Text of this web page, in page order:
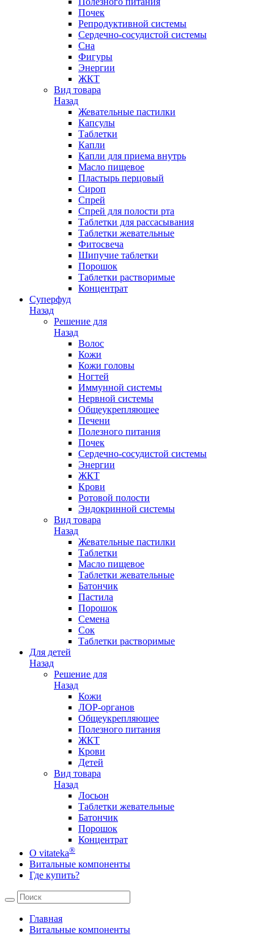
Почек
Репродуктивной системы
Сердечно-сосудистой системы
Сна
Фигуры
Энергии
ЖКТ
Вид товара
Назад
Жевательные пастилки
Капсулы
Таблетки
Капли
Капли для приема внутрь
Масло пищевое
Пластырь перцовый
Сироп
Спрей
Спрей для полости рта
Таблетки для рассасывания
Таблетки жевательные
Фитосвеча
Шипучие таблетки
Порошок
Таблетки растворимые
Концентрат
Суперфуд
Назад
Решение для
Назад
Волос
Кожи
Кожи головы
Ногтей
Иммунной системы
Нервной системы
Общеукрепляющее
Печени
Полезного питания
Почек
Сердечно-сосудистой системы
Энергии
ЖКТ
Крови
Ротовой полости
Эндокринной системы
Вид товара
Назад
Жевательные пастилки
Таблетки
Масло пищевое
Таблетки жевательные
Батончик
Пастила
Порошок
Семена
Сок
Таблетки растворимые
Для детей
Назад
Решение для
Назад
Кожи
ЛОР-органов
Общеукрепляющее
Полезного питания
ЖКТ
Крови
Детей
Вид товара
Назад
Лосьон
Таблетки жевательные
Батончик
Порошок
Концентрат
О vitateka®
Витальные компоненты
Где купить?
Главная
Витальные компоненты